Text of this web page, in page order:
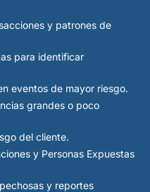
y patrones de
para identificar
eventos de mayor riesgo.
grandes o poco
del cliente.
y Personas Expuestas
y reportes